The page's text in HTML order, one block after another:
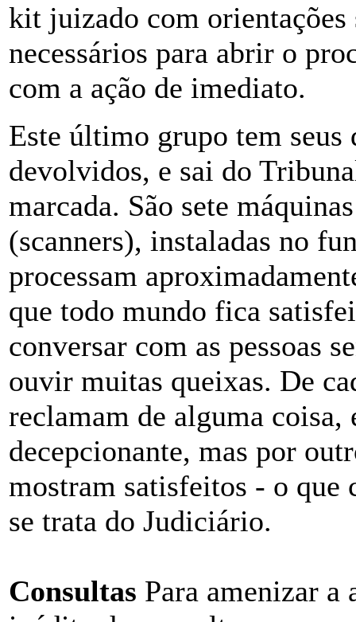
kit juizado com orientações
necessários para abrir o
com a ação de imediato.
Este último grupo tem seus
devolvidos, e sai do
marcada. São sete
(scanners), instaladas no
processam
que todo mundo fica
conversar com as pessoas
ouvir muitas queixas. De
reclamam de alguma coisa,
decepcionante, mas por
mostram satisfeitos - o que
se trata do Judiciário.
Consultas Para amenizar